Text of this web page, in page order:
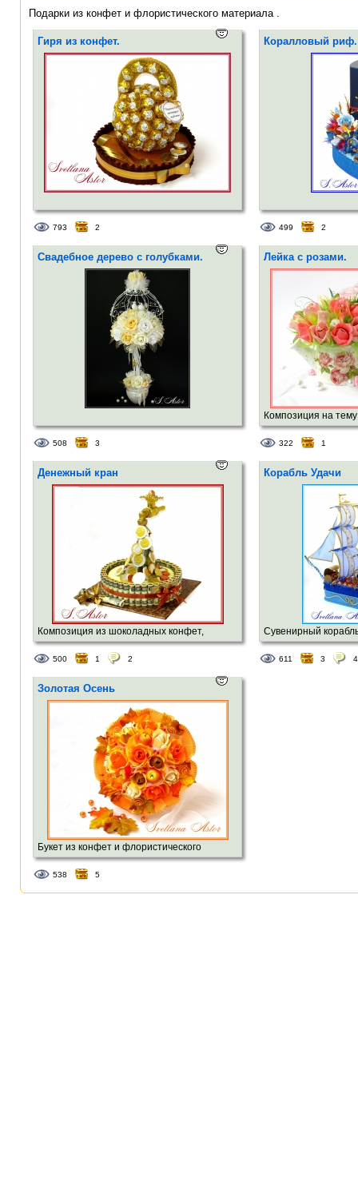
Подарки из конфет и флористического материала .
Гиря из конфет.
793 2
Коралловый риф.
499 2
Свадебное дерево с голубками.
508 3
Лейка с розами.
Композиция на
322 1
Денежный кран
Композиция из шоколадных конфет,
монеток и декоративного материала.
500 1 2
Корабль Удачи
Сувенирный
борту. д-60см,в-50см
611 3 4
Золотая Осень
Букет из конфет и флористического
материала.
538 5